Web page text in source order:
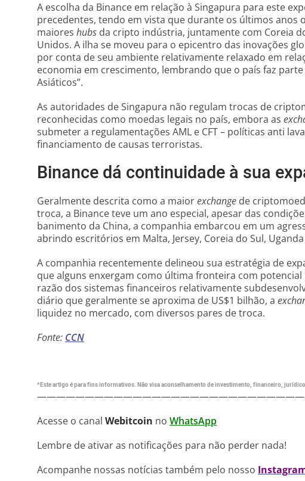
A escolha da Binance em relação à Singapura para este
precedentes, tendo em vista que durante os últimos anos
maiores hubs da cripto indústria, juntamente com Coreia
Unidos. A ilha se moveu para o epicentro das inovações
por conta de seu ambiente relativamente relaxado em
economia em crescimento, lembrando que o país faz
Asiáticos”.
As autoridades de Singapura não regulam trocas de
reconhecidas como moedas legais no país, embora as
submeter a regulamentações AML e CFT – políticas anti
financiamento de causas terroristas.
Binance dá continuidade à sua
Geralmente descrita como a maiorexchange de
troca, a Binance teve um ano especial, apesar das
banimento da China, a companhia embarcou em um
abrindo escritórios em Malta, Jersey, Coreia do Sul,
A companhia recentemente delineou sua estratégia de
que alguns enxergam como última fronteira com
razão dos sistemas financeiros relativamente
diário que geralmente se aproxima de US$1 bilhão, a
liquidez no mercado, com diversos pares de troca.
Fonte: CCN
*Este artigo é para fins informativos. Não visa aconselhamento de investimento, financeiro,
Acesse o canal Webitcoin no WhatsApp
Lembre de ativar as notificações para não perder nada!
Acompanhe nossas notícias também pelo nosso